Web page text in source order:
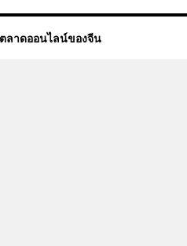
ลาดออนไลน์ของจีน